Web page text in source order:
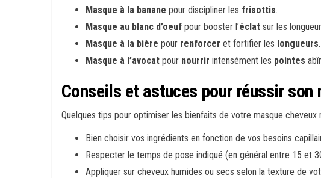
Masque à la banane pour discipliner les frisottis.
Masque au blanc d’oeuf pour booster l’éclat sur les
Masque à la bière pour renforcer et fortifier les longueurs.
Masque à l’avocat pour nourrir intensément les pointes
Conseils et astuces pour réussir son
Quelques tips pour optimiser les bienfaits de votre masque cheveux
Bien choisir vos ingrédients en fonction de vos besoins
Respecter le temps de pose indiqué (en général entre 15 et
Appliquer sur cheveux humides ou secs selon la texture de